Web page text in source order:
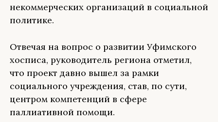
некоммерческих организаций в социальной
политике.
Отвечая на вопрос о развитии Уфимского
хосписа, руководитель региона отметил,
что проект давно вышел за рамки
социального учреждения, став, по сути,
центром компетенций в сфере
паллиативной помощи.